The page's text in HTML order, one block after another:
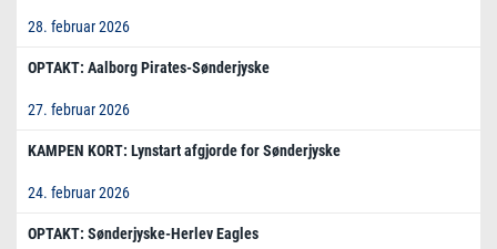
28. februar 2026
OPTAKT: Aalborg Pirates-Sønderjyske
27. februar 2026
KAMPEN KORT: Lynstart afgjorde for Sønderjyske
24. februar 2026
OPTAKT: Sønderjyske-Herlev Eagles